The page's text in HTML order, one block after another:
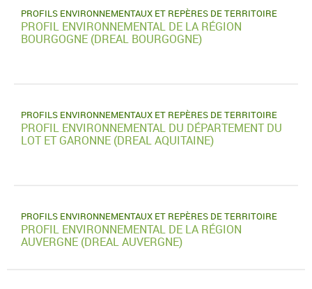
PROFILS ENVIRONNEMENTAUX ET REPÈRES DE TERRITOIRE
PROFIL ENVIRONNEMENTAL DE LA RÉGION
BOURGOGNE (DREAL BOURGOGNE)
PROFILS ENVIRONNEMENTAUX ET REPÈRES DE TERRITOIRE
PROFIL ENVIRONNEMENTAL DU DÉPARTEMENT DU
LOT ET GARONNE (DREAL AQUITAINE)
PROFILS ENVIRONNEMENTAUX ET REPÈRES DE TERRITOIRE
PROFIL ENVIRONNEMENTAL DE LA RÉGION
AUVERGNE (DREAL AUVERGNE)